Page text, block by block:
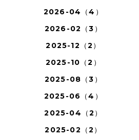
2026-04（4）
2026-02（3）
2025-12（2）
2025-10（2）
2025-08（3）
2025-06（4）
2025-04（2）
2025-02（2）